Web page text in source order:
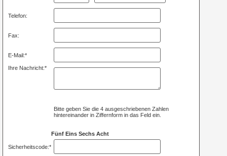
Telefon:
Fax:
E-Mail:*
Ihre Nachricht:*
Bitte geben Sie die 4 ausgeschriebenen Zahlen
hintereinander in Ziffernform in das Feld ein.
Fünf Eins Sechs Acht
Sicherheitscode:*